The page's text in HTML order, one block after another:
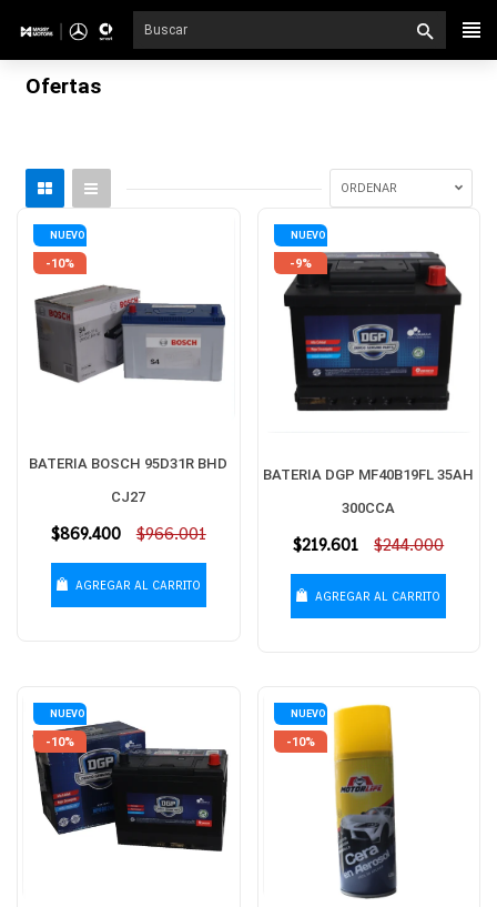
directamente
Ofertas
ORDENAR
NUEVO
-10%
BATERIA BOSCH 95D31R BHD
CJ27
Precio
$869.400 $966.001
AGREGAR AL CARRITO
NUEVO
-9%
BATERIA DGP MF40B19FL 35AH
300CCA
Precio
$219.601 $244.000
AGREGAR AL CARRITO
NUEVO
-10%
NUEVO
-10%